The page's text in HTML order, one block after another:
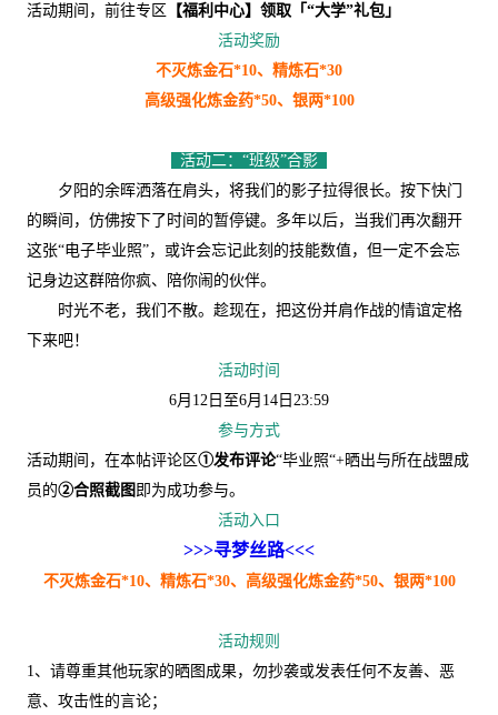
活动期间，前往专区 【福利中心】领取「“大学”礼包」
活动奖励
不灭炼金石*10、精炼石*30
高级强化炼金药*50、银两*100
活动二：“班级”合影
夕阳的余晖洒落在肩头，将我们的影子拉得很长。按下快门
的瞬间，仿佛按下了时间的暂停键。多年以后，当我们再次翻开
这张“电子毕业照”，或许会忘记此刻的技能数值，但一定不会忘
记身边这群陪你疯、陪你闹的伙伴。
时光不老，我们不散。趁现在，把这份并肩作战的情谊定格
下来吧！
活动时间
6月12日至6月14日23:59
参与方式
活动期间，在本帖评论区①发布评论“毕业照“+晒出与所在战盟成
员的②合照截图 即为成功参与。
活动入口
>>>寻梦丝路<<<
不灭炼金石*10、精炼石*30、高级强化炼金药*50、银两*100
活动规则
1、请尊重其他玩家的晒图成果，勿抄袭或发表任何不友善、恶
意、攻击性的言论；